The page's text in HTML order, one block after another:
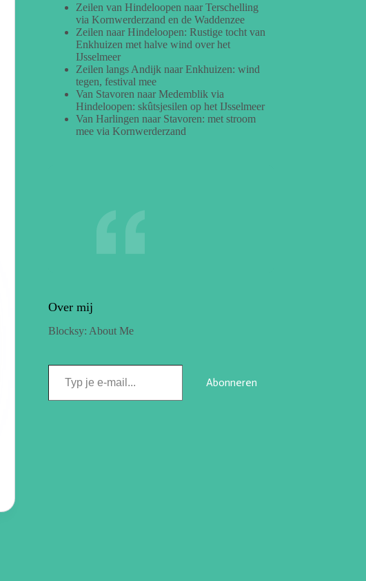
Zeilen van Hindeloopen naar Terschelling
via Kornwerderzand en de Waddenzee
Zeilen naar Hindeloopen: Rustige tocht van
Enkhuizen met halve wind over het
IJsselmeer
Zeilen langs Andijk naar Enkhuizen: wind
tegen, festival mee
Van Stavoren naar Medemblik via
Hindeloopen: skûtsjesilen op het IJsselmeer
Van Harlingen naar Stavoren: met stroom
mee via Kornwerderzand
Over mij
Blocksy: About Me
Abonneren